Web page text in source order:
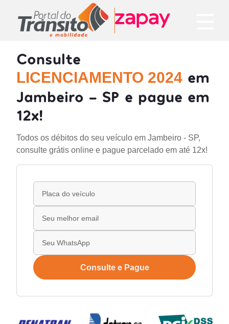
Consulte
LICENCIAMENTO 2024 em
Jambeiro - SP e pague em
12x!
Todos os débitos do seu veículo em Jambeiro - SP,
consulte grátis online e pague parcelado em até 12x!
Consulte e Pague